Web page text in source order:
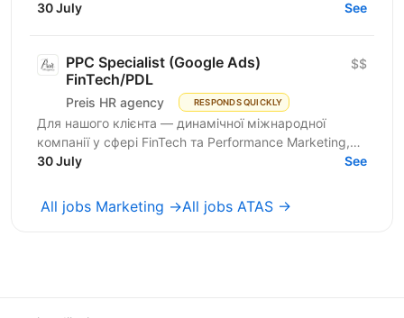
mentally, and emotionally. We build what makes
30 July See
PPC Specialist (Google Ads)
FinTech/PDL
Preis HR agency RESPONDS QUICKLY
$$
Для нашого клієнта — динамічної міжнародної
компанії у сфері FinTech та Performance Marketing,
що успішно масштабується на світових ринках та
30 July See
All jobs Marketing →All jobs ATAS →